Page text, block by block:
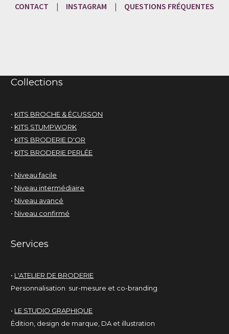
CONTACT | INSTAGRAM | QUESTIONS FRÉQUENTES
Collections
• KITS BROCHE & ÉCUSSON
• KITS STUMPWORK
• KITS BRODERIE D'OR
• KITS BRODERIE PERLÉE
• Niveau facile
• Niveau intermédiaire
• Niveau avancé
• Niveau confirmé
Services
• L'ATELIER DE BRODERIE
Personnalisation sur-mesure et co-branding
• LE STUDIO GRAPHIQUE
Édition, design de marque, DA et illustration